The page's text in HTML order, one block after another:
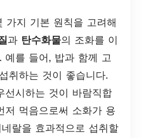
가지 기본 원칙을 고려해
과 탄수화물의 조화를 이
예를 들어, 밥과 함께 고
취하는 것이 좋습니다.
선시하는 것이 바람직합
저 먹음으로써 소화가 용
랄을 효과적으로 섭취할